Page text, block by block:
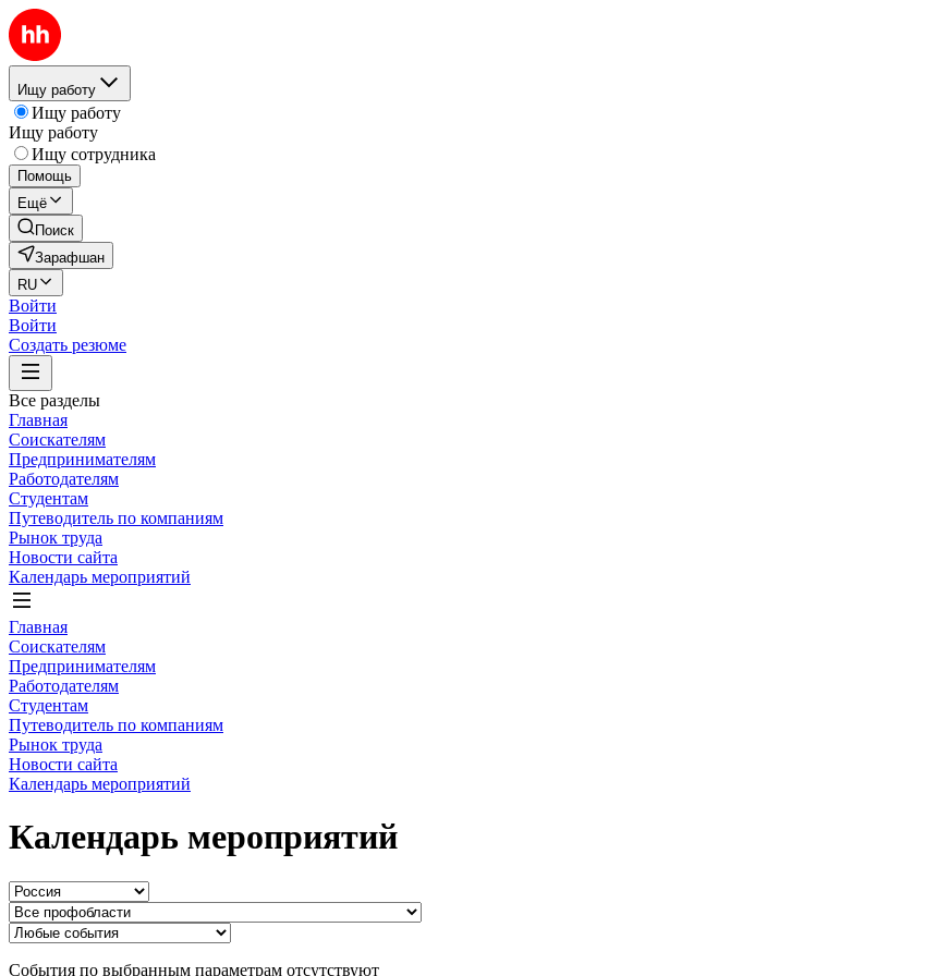
Ищу работу
Ищу работу
Ищу работу
Ищу сотрудника
Помощь
Ещё
Поиск
Зарафшан
RU
Войти
Войти
Создать резюме
Все разделы
Главная
Соискателям
Предпринимателям
Работодателям
Студентам
Путеводитель по компаниям
Рынок труда
Новости сайта
Календарь мероприятий
Главная
Соискателям
Предпринимателям
Работодателям
Студентам
Путеводитель по компаниям
Рынок труда
Новости сайта
Календарь мероприятий
Календарь мероприятий
События по выбранным параметрам отсутствуют